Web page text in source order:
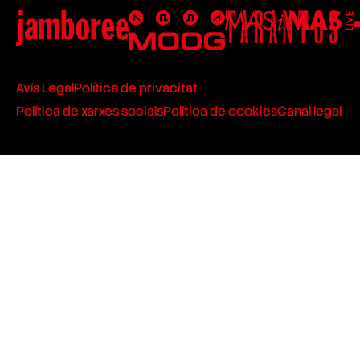
Avís LegalPolítica de privacitat
Política de xarxes socialsPolítica de cookiesCanal legal